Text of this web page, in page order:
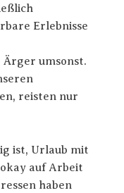
Erlebnisse
umsonst.
reisten nur
ist, Urlaub mit
auf Arbeit
haben